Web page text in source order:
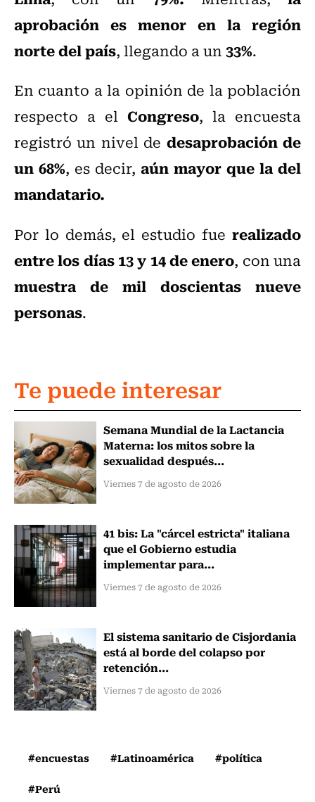
aprobación es menor en la región
norte del país, llegando a un33%.
En cuanto a la opinión de la población
respecto a el Congreso, la encuesta
registró un nivel de desaprobación de
un 68%, es decir, aún mayor que la del
mandatario.
Por lo demás, el estudio fue realizado
entre los días 13 y 14 de enero, con una
muestra de mil doscientas nueve
personas.
Te puede interesar
Semana Mundial de la Lactancia
Materna: los mitos sobre la
sexualidad después...
Viernes 7 de agosto de 2026
41 bis: La "cárcel estricta" italiana
que el Gobierno estudia
implementar para...
Viernes 7 de agosto de 2026
El sistema sanitario de Cisjordania
está al borde del colapso por
retención...
Viernes 7 de agosto de 2026
#encuestas #Latinoamérica
#política
#Perú